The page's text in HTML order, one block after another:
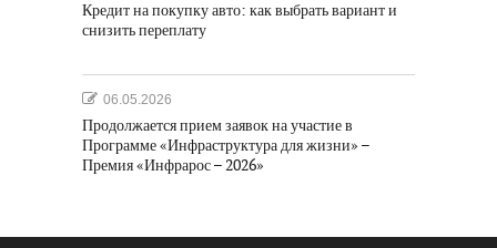
Кредит на покупку авто: как выбрать вариант и
снизить переплату
06.05.2026
Продолжается прием заявок на участие в
Программе «Инфраструктура для жизни» –
Премия «Инфрарос – 2026»